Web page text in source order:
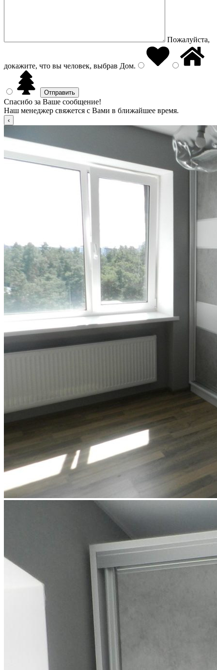
Пожалуйста,
докажите, что вы человек, выбрав Дом.
Спасибо за Ваше сообщение!
Наш менеджер свяжется с Вами в ближайшее время.